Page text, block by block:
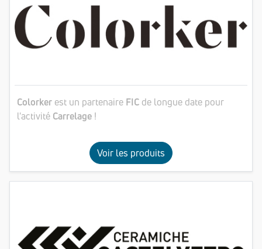
Colorker est un partenaire FIC de longue date pour
l'activité Carrelage !
Voir les produits